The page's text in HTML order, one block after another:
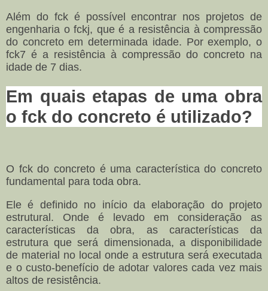
Além do fck é possível encontrar nos projetos de
engenharia o fckj, que é a resistência à compressão
do concreto em determinada idade. Por exemplo, o
fck7 é a resistência à compressão do concreto na
idade de 7 dias.
Em quais etapas de uma obra
o fck do concreto é utilizado?
O fck do concreto é uma característica do concreto
fundamental para toda obra.
Ele é definido no início da elaboração do projeto
estrutural. Onde é levado em consideração as
características da obra, as características da
estrutura que será dimensionada, a disponibilidade
de material no local onde a estrutura será executada
e o custo-benefício de adotar valores cada vez mais
altos de resistência.